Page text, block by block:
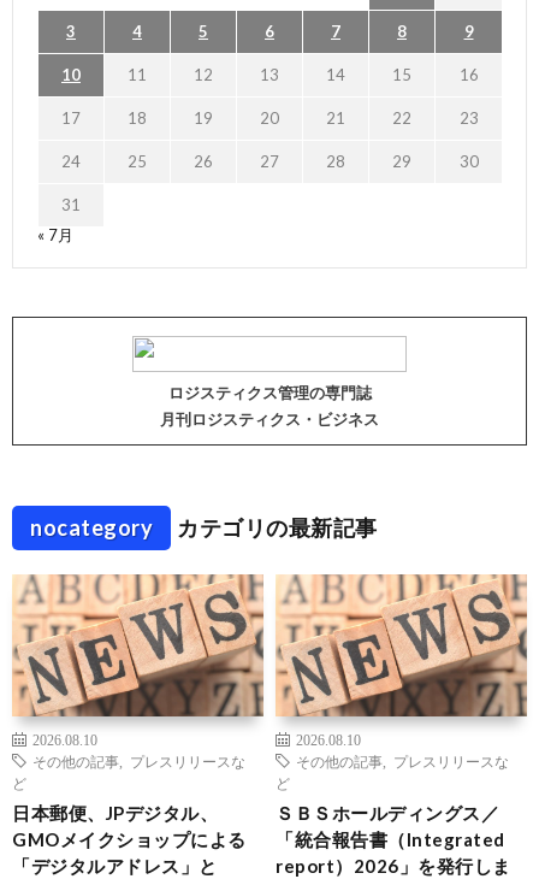
3 4 5 6 7 8 9
10 11 12 13 14 15 16
17 18 19 20 21 22 23
24 25 26 27 28 29 30
31
« 7月
ロジスティクス管理の専門誌
月刊ロジスティクス・ビジネス
nocategory カテゴリの最新記事
2026.08.10
その他の記事
プレスリリースな
ど
日本郵便、JPデジタル、
GMOメイクショップによる
「デジタルアドレス」と
2026.08.10
その他の記事
プレスリリースな
ど
ＳＢＳホールディングス／
「統合報告書（Integrated
report）2026」を発行しま